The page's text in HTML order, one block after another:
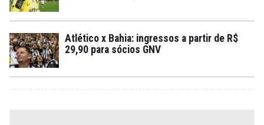
Atlético x Bahia: ingressos a partir de R$
29,90 para sócios GNV